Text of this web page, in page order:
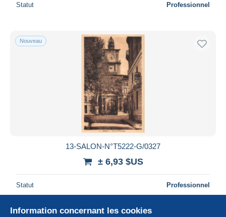
Statut Professionnel
Nouveau
13-SALON-N°T5222-G/0327
± 6,93 $US
Statut Professionnel
Information concernant les cookies